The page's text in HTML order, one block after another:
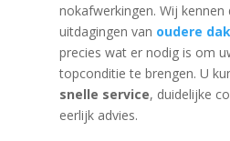
nokafwerkingen. Wij kennen
uitdagingen van oudere
precies wat er nodig is om
topconditie te brengen. U
snelle service, duidelijke
eerlijk advies.